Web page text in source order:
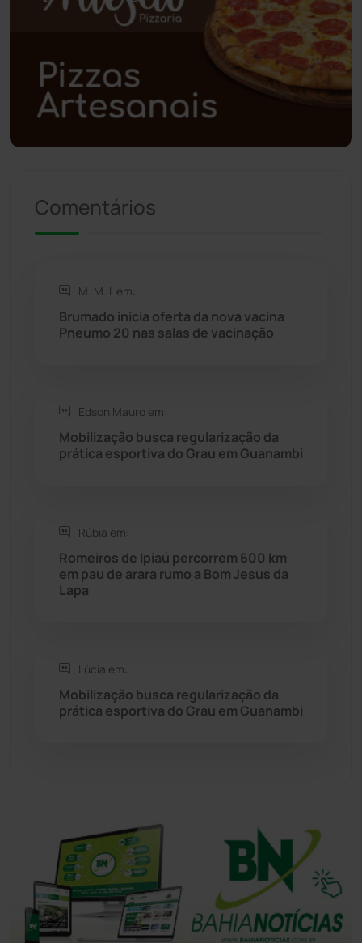
(59)
Polícia Militar (27)
Rio do Antônio
Saúde
Seabra (51)
Sítio do Mato
Sudoeste Baiano (1530)
Tanque Novo
Tecnologia (12)
Comentários
M. M. L em:
Brumado inicia oferta da nova vacina
Pneumo 20 nas salas de vacinação
Edson Mauro em:
Mobilização busca regularização da
prática esportiva do Grau em Guanambi
Rúbia em:
Romeiros de Ipiaú percorrem 600 km
em pau de arara rumo a Bom Jesus da
Lapa
Lúcia em:
Mobilização busca regularização da
prática esportiva do Grau em Guanambi